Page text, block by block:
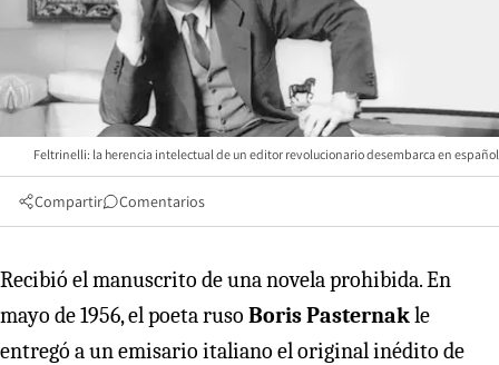
Feltrinelli: la herencia intelectual de un editor revolucionario desembarca en español
Compartir Comentarios
Recibió el manuscrito de una novela prohibida. En
mayo de 1956, el poeta ruso Boris Pasternakle
entregó a un emisario italiano el original inédito de